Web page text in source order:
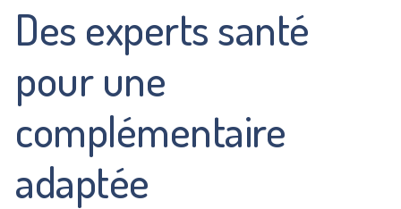
Des experts santé
pour une
complémentaire
adaptée